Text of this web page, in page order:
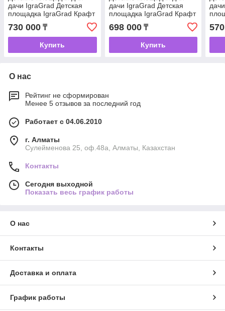
дачи IgraGrad Детская
площадка IgraGrad Крафт
730 000 ₸
Купить
дачи IgraGrad Детская
площадка IgraGrad Крафт
698 000₸
Купить
О нас
Рейтинг не сформирован
Менее 5 отзывов за последний год
Работает с 04.06.2010
г. Алматы
Сулейменова 25, оф.48а, Алматы, Казахстан
Контакты
Сегодня выходной
Показать весь график работы
О нас
Контакты
Доставка и оплата
График работы